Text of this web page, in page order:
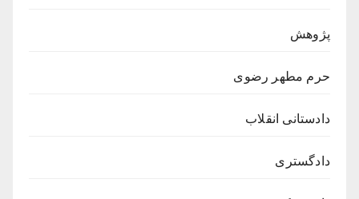
پژوهش
حرم مطهر رضوی
دادستانی انقلاب
دادگستری